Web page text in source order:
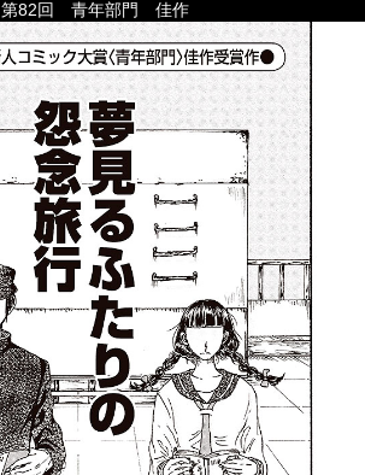
第82回 青年部門 佳作